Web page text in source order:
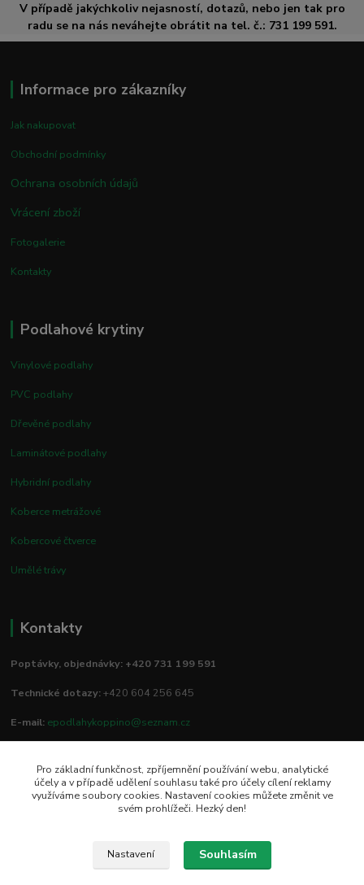
V případě jakýchkoliv nejasností, dotazů, nebo jen tak pro
radu se na nás neváhejte obrátit na tel. č.: 731 199 591.
Informace pro zákazníky
Jak nakupovat
Obchodní podmínky
Ochrana osobních údajů
Vrácení zboží
Fotogalerie
Kontakty
Podlahové krytiny
Vinylové podlahy
PVC podlahy
Dřevěné podlahy
Laminátové podlahy
Hybridní podlahy
Koberce metrážové
Kobercové čtverce
Umělé trávy
Kontakty
Poptávky, objednávky: +420 731 199 591
Technické dotazy:+420 604 256 645
E-mail: epodlahykoppino@seznam.cz
Prodejna/vzorkovna:
Studio Podlah
Mírové náměstí 16/15
Pro základní funkčnost, zpříjemnění používání webu, analytické
účely a v případě udělení souhlasu také pro účely cílení reklamy
využíváme soubory cookies. Nastavení cookies můžete změnit ve
svém prohlížeči. Hezký den!
Nastavení Souhlasím